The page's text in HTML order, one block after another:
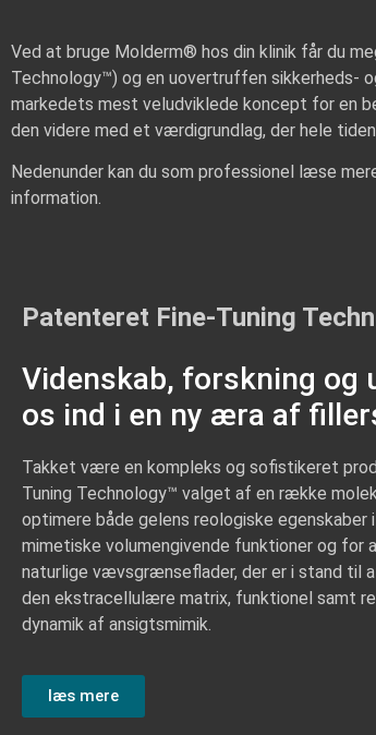
Ved at bruge Molderm® hos din klinik får du
Technology™) og en uovertruffen sikkerheds-
markedets mest veludviklede koncept for en
den videre med et værdigrundlag, der hele
Nedenunder kan du som professionel læse
information.
Patenteret Fine-Tuning
Videnskab, forskning og
os ind i en ny æra af
Takket være en kompleks og sofistikeret
Tuning Technology™ valget af en række
optimere både gelens reologiske egenskaber
mimetiske volumengivende funktioner og for
naturlige vævsgrænseflader, der er i stand til
den ekstracellulære matrix, funktionel samt
dynamik af ansigtsmimik.
læs mere